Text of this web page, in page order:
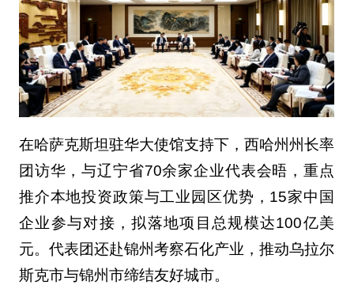
在哈萨克斯坦驻华大使馆支持下，西哈州州长率
团访华，与辽宁省70余家企业代表会晤，重点
推介本地投资政策与工业园区优势，15家中国
企业参与对接，拟落地项目总规模达100亿美
元。代表团还赴锦州考察石化产业，推动乌拉尔
斯克市与锦州市缔结友好城市。